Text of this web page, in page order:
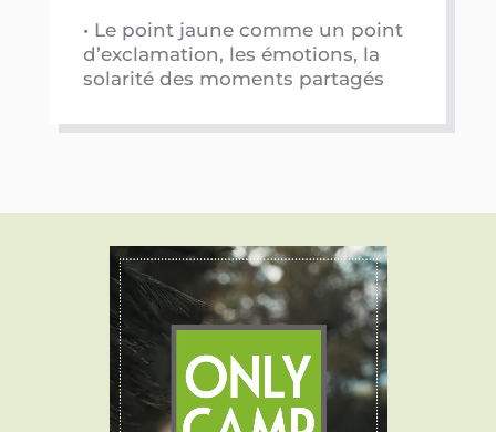
• Le point jaune comme un point
d’exclamation, les émotions, la
solarité des moments partagés